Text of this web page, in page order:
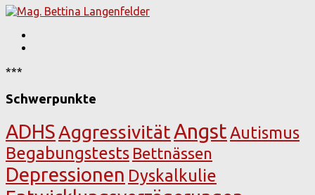
***
Schwerpunkte
ADHSAggressivitätAngstAutismus
Begabungstests Bettnässen
Depressionen Dyskalkulie